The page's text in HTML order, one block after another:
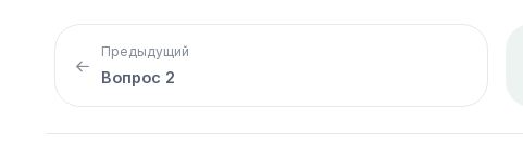
Предыдущий
Вопрос 2